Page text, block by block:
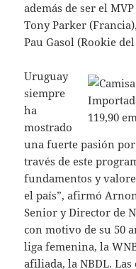
además de ser el
Tony Parker
Pau Gasol (Rookie
Uruguay
siempre
ha
mostrado
una fuerte pasión
través de este
fundamentos y
el país”, afirmó
Senior y Director de
con motivo de su 50
liga femenina, la
afiliada, la NBDL. Las